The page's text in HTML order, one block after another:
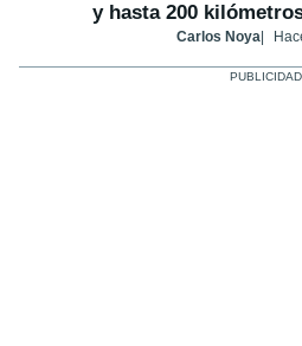
y hasta 200
Carlos Noya